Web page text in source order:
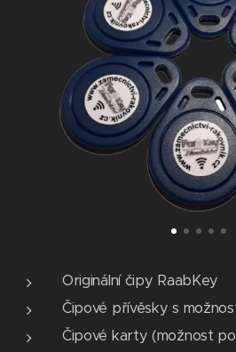
Originální čipy RaabKey
Čipové přívěsky s
Čipové karty (možnost